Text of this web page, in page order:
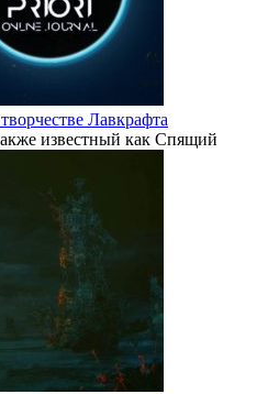
Лавкрафта
известный как Спящий